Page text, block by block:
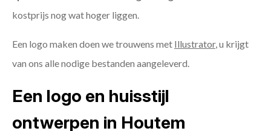
kostprijs nog wat hoger liggen.
Een logo maken doen we trouwens met Illustrator, u krijgt
van ons alle nodige bestanden aangeleverd.
Een logo en huisstijl
ontwerpen in Houtem